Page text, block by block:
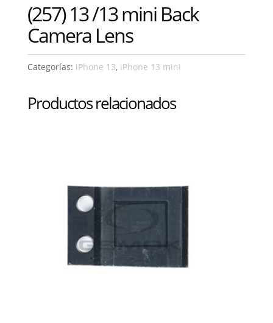
(257) 13 /13 mini Back
Camera Lens
Categorías: iPhone 13, iPhone 13 mini
Productos relacionados